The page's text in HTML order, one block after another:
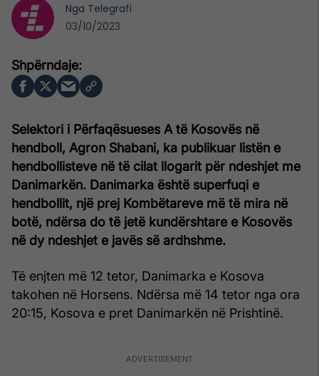
Selektori i Përfaqësueses A të Kosovës në
hendboll, Agron Shabani, ka publikuar listën e
hendbollisteve në të cilat llogarit për ndeshjet me
Danimarkën. Danimarka është superfuqi e
hendbollit, një prej Kombëtareve më të mira në
botë, ndërsa do të jetë kundërshtare e Kosovës
në dy ndeshjet e javës së ardhshme.
Të enjten më 12 tetor, Danimarka e Kosova
takohen në Horsens. Ndërsa më 14 tetor nga ora
20:15, Kosova e pret Danimarkën në Prishtinë.
Nga Telegrafi
03/10/2023